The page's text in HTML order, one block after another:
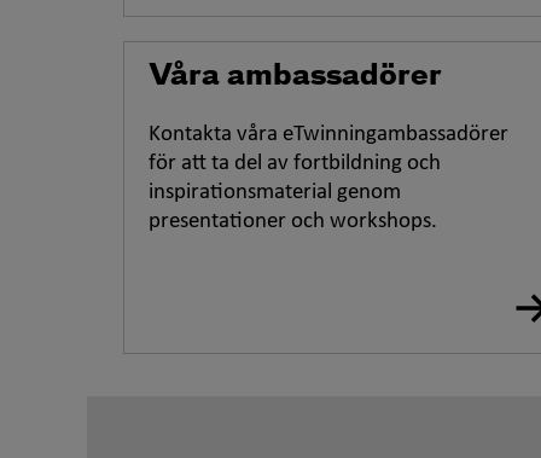
Våra ambassadörer
Kontakta våra eTwinningambassadörer
för att ta del av fortbildning och
inspirationsmaterial genom
presentationer och workshops.